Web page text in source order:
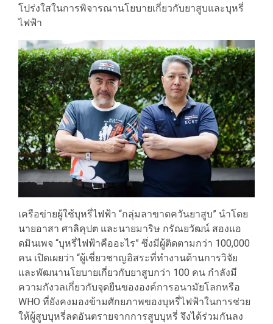
โปร่งใสในการพิจารณานโยบายเกี่ยวกับยาสูบและบุหรี่
ไฟฟ้า
เครือข่ายผู้ใช้บุหรี่ไฟฟ้า “กลุ่มลาขาดควันยาสูบ” นำโดย
นายอาสา ศาลิคุปต และนายมาริษ กรัณยวัฒน์ สองแอ
ดมินเพจ “บุหรี่ไฟฟ้าคืออะไร” ซึ่งมีผู้ติดตามกว่า 100,000
คน เปิดเผยว่า “ผู้เชี่ยวชาญอิสระที่ทำงานด้านการวิจัย
และพัฒนานโยบายเกี่ยวกับยาสูบกว่า 100 คน กำลังมี
ความกังวลเกี่ยวกับจุดยืนขององค์การอนามัยโลกหรือ
WHO ที่ยังคงมองข้ามศักยภาพของบุหรี่ไฟฟ้าในการช่วย
ให้ผู้สูบบุหรี่ลดอันตรายจากการสูบบุหรี่ จึงได้ร่วมกันลง